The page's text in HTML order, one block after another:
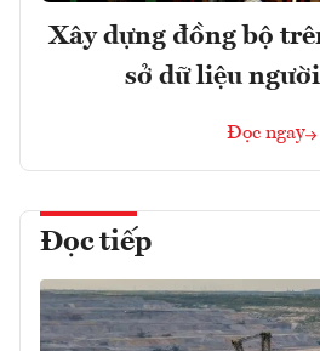
Xây dựng đồng bộ
sở dữ liệu
Đọc ngay
Đọc tiếp